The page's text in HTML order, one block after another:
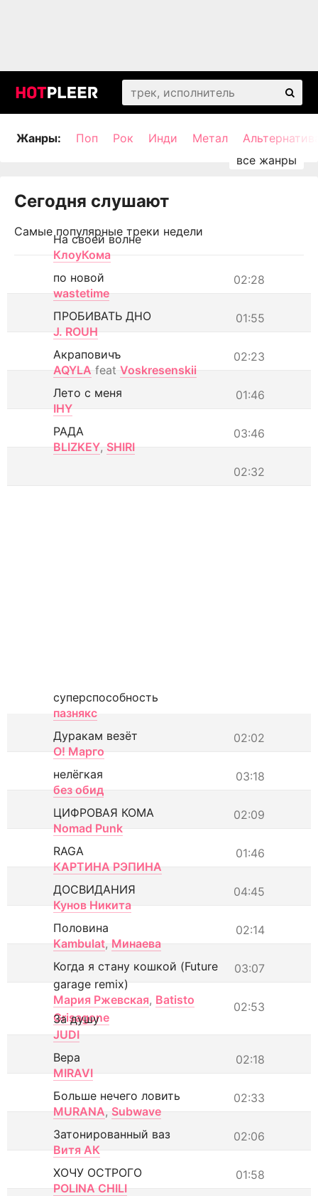
Жанры: Поп Рок Инди Метал
Сегодня слушают
Самые популярные треки недели
На своей волне
КлоуКома
02:28
по новой
wastetime
01:55
ПРОБИВАТЬ ДНО
J. ROUH
02:23
Акраповичъ
AQYLA feat Voskresenskii
01:46
Лето с меня
IHY
03:46
РАДА
BLIZKEY, SHIRI
02:32
суперспособность
пазнякс
02:02
Дуракам везёт
О! Марго
03:18
нелёгкая
без обид
02:09
ЦИФРОВАЯ КОМА
Nomad Punk
01:46
RAGA
КАРТИНА РЭПИНА
04:45
ДОСВИДАНИЯ
Кунов Никита
02:14
Половина
Kambulat, Минаева
03:07
Когда я стану кошкой (Future
garage remix)
Мария Ржевская, Batisto
Grisagone
02:53
За душу
JUDI
02:18
Вера
MIRAVI
02:33
Больше нечего ловить
MURANA, Subwave
02:06
Затонированный ваз
Витя АК
01:58
ХОЧУ ОСТРОГО
POLINA CHILI